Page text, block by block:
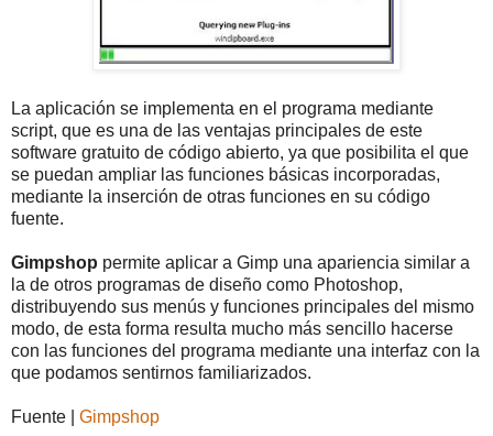
La aplicación se implementa en el programa mediante
script, que es una de las ventajas principales de este
software gratuito de código abierto, ya que posibilita el que
se puedan ampliar las funciones básicas incorporadas,
mediante la inserción de otras funciones en su código
fuente.
Gimpshop permite aplicar a Gimp una apariencia similar a
la de otros programas de diseño como Photoshop,
distribuyendo sus menús y funciones principales del mismo
modo, de esta forma resulta mucho más sencillo hacerse
con las funciones del programa mediante una interfaz con la
que podamos sentirnos familiarizados.
Fuente | Gimpshop